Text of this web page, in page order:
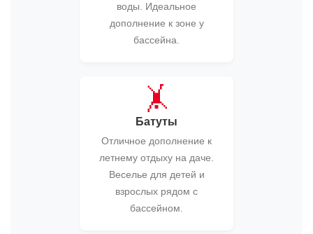
воды. Идеальное
дополнение к зоне у
бассейна.
🤸
Батуты
Отличное дополнение к
летнему отдыху на даче.
Веселье для детей и
взрослых рядом с
бассейном.